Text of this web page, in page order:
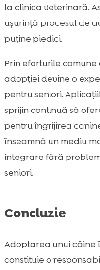
la clinica veterinară.
ușurință procesul de
puține piedici.
Prin eforturile
adopției devine o
pentru seniori.
sprijin continuă să
pentru îngrijirea
înseamnă un mediu
integrare fără
seniori.
Concluzie
Adoptarea unui câine
constituie o